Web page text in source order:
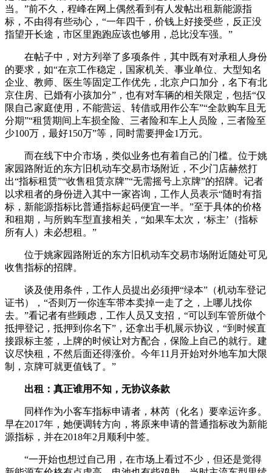
当。”前不久，程峰在网上偶然看到有人发帖出租新能源指
标，不由得有些动心，“一年四千，价钱上好接受些，反正没
指望开长途，市区里跑跑应该也够用，总比没车强。”
在帖子中，对方列举了多项条件，其中既有对承租人身份
的要求，如“在京工作稳定，国家机关、事业单位、大型知名
企业、教师、医生等固定工作优先，北京户口加分，名下有北
京住房、已婚有小孩加分”，也有对车辆的相关限定，包括“仅
限自己家庭使用，不能营运、转借或用作公车”“全款购车且无
分期”“租赁期间上车损全险、三者险和车上人员险，三者险至
少100万，最好150万”等，同时需要押金1万元。
而在线下中介市场，类似业务也有着自己的门槛。位于姚
家园路附近的东方旧机动车交易市场附近，不少门店赫然打
出“指标租赁”“收售租赁京牌”“无需摇号上京牌”的招牌。记者
以求租者的身份进入其中一家咨询，工作人员表示“随时有指
标，新能源指标比普通指标起码便宜一半。”至于具体的价格
和租期，与所购车型直接相关，“如果车太次，‘标主’（指标
所有人）未必想租。”
位于姚家园路附近的东方旧机动车交易市场附近随处可见
收售指标的招牌。
谈及使用条件，工作人员提出必须押“绿本”（机动车登记
证书），“否则万一你连车带本卖掉一走了之，上哪儿找你
去。”看记者有些顾虑，工作人员又支招，“可以到车管所做个
抵押登记，抵押到你名下”，还拿出手机展示协议，“到时候直
接跟标主签，上牌的时候让对方配合，保险上自己的就行。建
议尽快租，不然后面还得涨价。今年11月开始对外地车加大限
制，京牌可就更值钱了。”
出租：真正谁用不知，无协议条款
同样作为小客车指标申请者，林芮（化名）要幸运许多。
早在2017年，她便调转方向，将原来申请的普通指标改为新能
源指标，并在2018年2月顺利中签。
“一开始也想过自己用，在市场上看过不少，但还是觉得